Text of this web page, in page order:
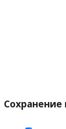
Сохранение